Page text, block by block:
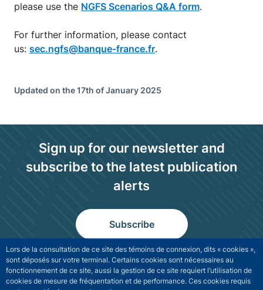
Lors de la consultation de ce site des témoins de connexion, dits « cookies »,
sont déposés sur votre terminal. Certains cookies sont nécessaires au
fonctionnement de ce site, aussi la gestion de ce site requiert l’utilisation de
cookies de mesure de fréquentation et de performance. Ces cookies requis
please use the NGFS Scenarios Q&A form.
For further information, please contact
us: sec.ngfs@banque-france.fr.
Updated on the 17th of January 2025
Sign up for our newsletter and
subscribe to the latest publication
alerts
Subscribe